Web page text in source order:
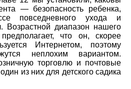
— безопасность ребенка,
повседневного ухода и
Возрастной диапазон нашего
что он, скорее
Интернетом, поэтому
неплохим вариантом.
торговлю и почтовые
из них для детского садика